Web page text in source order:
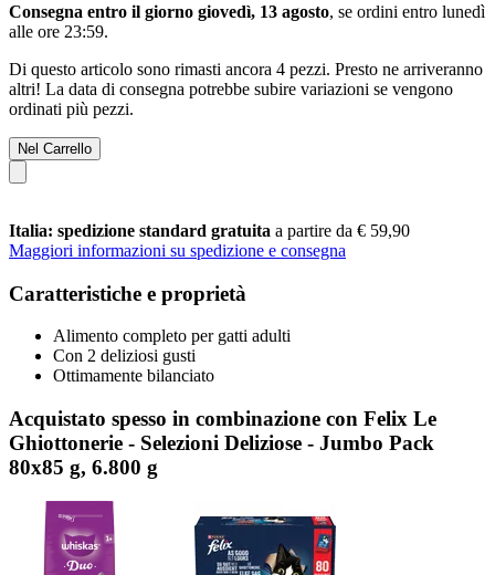
Consegna entro il giorno giovedì, 13 agosto, se ordini entro lunedì
alle ore 23:59.
Di questo articolo sono rimasti ancora 4 pezzi. Presto ne arriveranno
altri! La data di consegna potrebbe subire variazioni se vengono
ordinati più pezzi.
Nel Carrello
Italia: spedizione standard gratuita a partire da € 59,90
Maggiori informazioni su spedizione e consegna
Caratteristiche e proprietà
Alimento completo per gatti adulti
Con 2 deliziosi gusti
Ottimamente bilanciato
Acquistato spesso in combinazione con Felix Le
Ghiottonerie - Selezioni Deliziose - Jumbo Pack
80x85 g, 6.800 g